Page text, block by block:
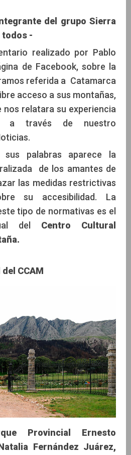
del grupo Sierra
todos -
realizado por Pablo
de Facebook, sobre la
referida a Catamarca
acceso a sus montañas,
relatara su experiencia
a través de nuestro
palabras aparece la
de los amantes de
las medidas restrictivas
su accesibilidad. La
tipo de normativas es el
del Centro Cultural
CCAM
Provincial Ernesto
Fernández Juárez,